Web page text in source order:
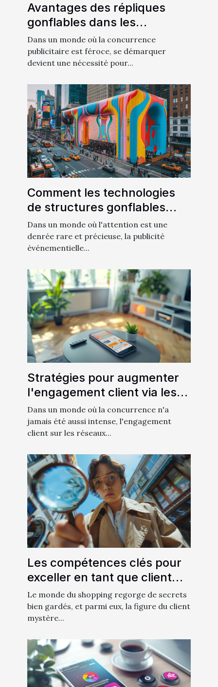
Avantages des répliques
gonflables dans les
stratégies de promotion de
produit
Dans un monde où la concurrence
publicitaire est féroce, se démarquer
devient une nécessité pour...
Comment les technologies
de structures gonflables
révolutionnent la publicité
événementielle
Dans un monde où l'attention est une
denrée rare et précieuse, la publicité
événementielle...
Stratégies pour augmenter
l'engagement client via les
réseaux sociaux
Dans un monde où la concurrence n'a
jamais été aussi intense, l'engagement
client sur les réseaux...
Les compétences clés pour
exceller en tant que client
mystère
Le monde du shopping regorge de secrets
bien gardés, et parmi eux, la figure du client
mystère...